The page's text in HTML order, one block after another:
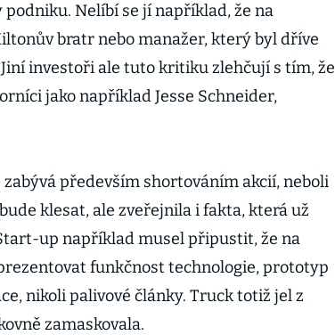
Nelíbí se jí například, že na
bratr nebo manažer, který byl dříve
investoři ale tuto kritiku zlehčují s tím, že
jako například Jesse Schneider,
především shortováním akcií, neboli
klesat, ale zveřejnila i fakta, která už
up například musel připustit, že na
funkčnost technologie, prototyp
nikoli palivové články. Truck totiž jel z
zamaskovala.